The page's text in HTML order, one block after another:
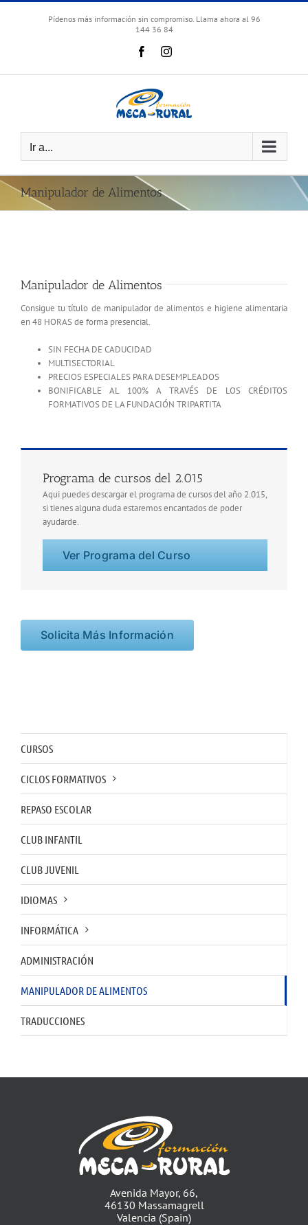
Skip
Pídenos más información sin compromiso. Llama ahora al 96
144 36 84
FacebookInstagram
Ir a...
Manipulador de Alimentos
Manipulador de Alimentos
Consigue tu título de manipulador de alimentos e higiene alimentaria
en 48 HORAS de forma presencial.
SIN FECHA DE CADUCIDAD
MULTISECTORIAL
PRECIOS ESPECIALES PARA DESEMPLEADOS
BONIFICABLE AL 100% A TRAVÉS DE LOS CRÉDITOS
FORMATIVOS DE LA FUNDACIÓN TRIPARTITA
Programa de cursos del 2.015
Aqui puedes descargar el programa de cursos del año 2.015,
si tienes alguna duda estaremos encantados de poder
ayudarde.
Ver Programa del Curso
Solicita Más Información
CURSOS
CICLOS FORMATIVOS
REPASO ESCOLAR
CLUB INFANTIL
CLUB JUVENIL
IDIOMAS
INFORMÁTICA
ADMINISTRACIÓN
MANIPULADOR DE ALIMENTOS
TRADUCCIONES
Avenida Mayor, 66,
46130 Massamagrell
Valencia (Spain)